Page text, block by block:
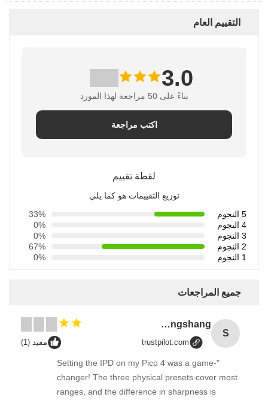
التقييم العام
3.0
بناءً على 50 مراجعة لهذا المورد
اكتب مراجعة
لقطة تقييم
توزيع التقييمات هو كما يلي
5 النجوم
33%
4 النجوم
0%
3 النجوم
0%
2 النجوم
67%
1 النجوم
0%
جميع المراجعات
S
Songshang
trustpilot.com مفيد (1)
"Setting the IPD on my Pico 4 was a game-
changer! The three physical presets cover most
ranges, and the difference in sharpness is